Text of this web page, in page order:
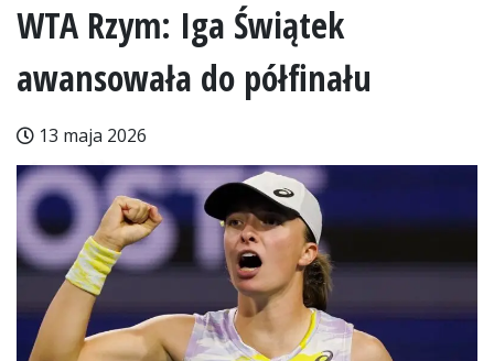
WTA Rzym: Iga Świątek
awansowała do półfinału
13 maja 2026